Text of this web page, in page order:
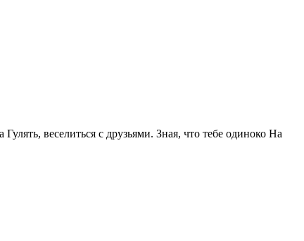
веселиться с друзьями. Зная, что тебе одиноко На